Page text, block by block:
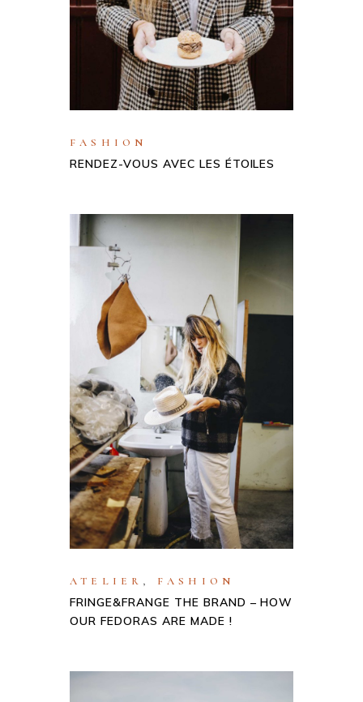
FASHION
RENDEZ-VOUS AVEC LES ÉTOILES
ATELIER , FASHION
FRINGE&FRANGE THE BRAND – HOW
OUR FEDORAS ARE MADE !